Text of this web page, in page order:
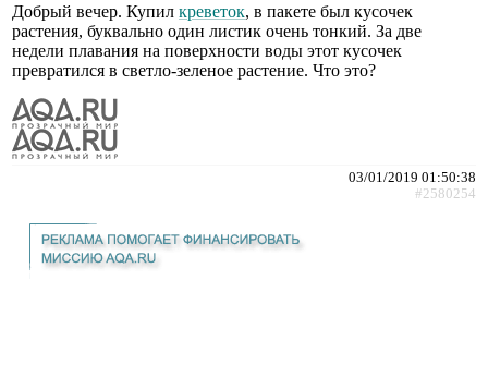
Добрый вечер. Купил креветок, в пакете был кусочек
растения, буквально один листик очень тонкий. За две
недели плавания на поверхности воды этот кусочек
превратился в светло-зеленое растение. Что это?
03/01/2019 01:50:38
#2580254